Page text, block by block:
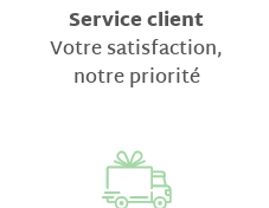
Service client
Votre satisfaction,
notre priorité